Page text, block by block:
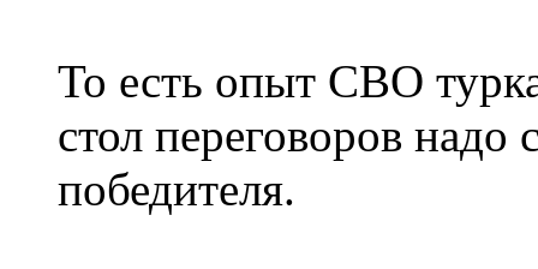
То есть опыт СВО
стол переговоров надо
победителя.